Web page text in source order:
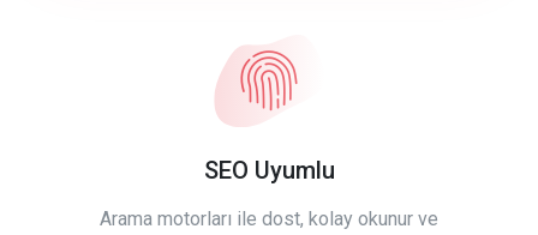
SEO Uyumlu
Arama motorları ile dost, kolay okunur ve